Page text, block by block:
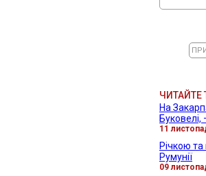
ЧИТАЙТЕ
На
Буковелі,
11
Річкою
Румунії
09